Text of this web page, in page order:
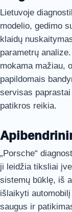
Lietuvoje
modelio, gedimo
klaidų
parametrų
mokama mažiau,
papildomais
servisas
patikros reikia.
„Porsche“
ji leidžia tiksliai
sistemų būklę, iš
išlaikyti
saugus ir